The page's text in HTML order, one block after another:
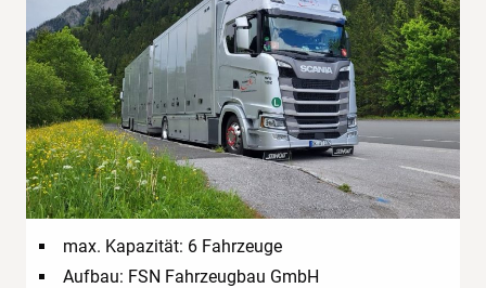
max. Kapazität: 6 Fahrzeuge
Aufbau: FSN Fahrzeugbau GmbH